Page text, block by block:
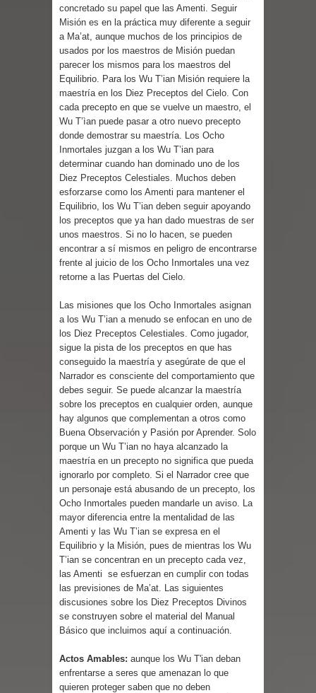
concretado su papel que las Amenti. Seguir
Misión es en la práctica muy diferente a seguir
a Ma’at, aunque muchos de los principios de
usados por los maestros de Misión puedan
parecer los mismos para los maestros del
Equilibrio. Para los Wu T’ian Misión requiere la
maestría en los Diez Preceptos del Cielo. Con
cada precepto en que se vuelve un maestro, el
Wu T’ìan puede pasar a otro nuevo precepto
donde demostrar su maestría. Los Ocho
Inmortales juzgan a los Wu T’ian para
determinar cuando han dominado uno de los
Diez Preceptos Celestiales. Muchos deben
esforzarse como los Amenti para mantener el
Equilibrio, los Wu T’ian deben seguir apoyando
los preceptos que ya han dado muestras de ser
unos maestros. Si no lo hacen, se pueden
encontrar a sí mismos en peligro de encontrarse
frente al juicio de los Ocho Inmortales una vez
retorne a las Puertas del Cielo.
Las misiones que los Ocho Inmortales asignan
a los Wu T’ian a menudo se enfocan en uno de
los Diez Preceptos Celestiales. Como jugador,
sigue la pista de los preceptos en que has
conseguido la maestría y asegúrate de que el
Narrador es consciente del comportamiento que
debes seguir. Se puede alcanzar la maestría
sobre los preceptos en cualquier orden, aunque
hay algunos que complementan a otros como
Buena Observación y Pasión por Aprender. Solo
porque un Wu T’ian no haya alcanzado la
maestría en un precepto no significa que pueda
ignorarlo por completo. Si el Narrador cree que
un personaje está abusando de un precepto, los
Ocho Inmortales pueden mandarle un aviso. La
mayor diferencia entre la mentalidad de las
Amenti y las Wu T’ian se expresa en el
Equilibrio y la Misión, pues de mientras los Wu
T’ian se concentran en un precepto cada vez,
las Amenti se esfuerzan en cumplir con todas
las previsiones de Ma’at. Las siguientes
discusiones sobre los Diez Preceptos Divinos
se construyen sobre el material del Manual
Básico que incluimos aquí a continuación.
Actos Amables: aunque los Wu T'ian deban
enfrentarse a seres que amenazan lo que
quieren proteger saben que no deben